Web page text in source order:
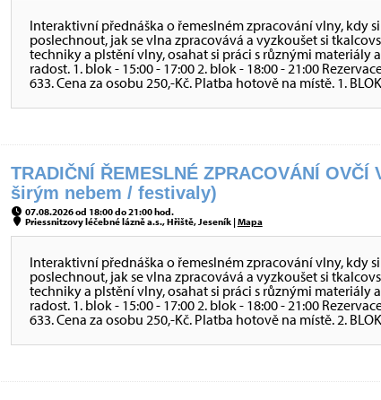
Interaktivní přednáška o řemeslném zpracování vlny, kdy
poslechnout, jak se vlna zpracovává a vyzkoušet si
techniky a plstění vlny, osahat si práci s různými materiály
radost. 1. blok - 15:00 - 17:00 2. blok - 18:00 - 21:00
633. Cena za osobu 250,-Kč. Platba hotově na místě. 1. BLOK
TRADIČNÍ ŘEMESLNÉ ZPRACOVÁNÍ OVČÍ
širým nebem / festivaly)
07.08.2026 od 18:00 do 21:00 hod.
Priessnitzovy léčebné lázně a.s., Hřiště, Jeseník |Mapa
Interaktivní přednáška o řemeslném zpracování vlny, kdy
poslechnout, jak se vlna zpracovává a vyzkoušet si
techniky a plstění vlny, osahat si práci s různými materiály
radost. 1. blok - 15:00 - 17:00 2. blok - 18:00 - 21:00
633. Cena za osobu 250,-Kč. Platba hotově na místě. 2. BLOK